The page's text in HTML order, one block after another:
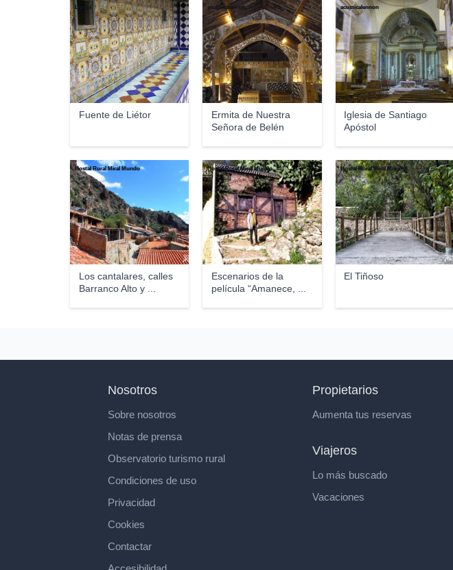
Fuente de Liétor
Lionni
Ermita de Nuestra
Señora de Belén
acusticalennon
Iglesia de Santiago
Apóstol
acusticalennon
Los cantalares, calles
Barranco Alto y ...
Hostal Rural Miral Mundo
Escenarios de la
película “Amanece, ...
Hostal Rural Miral Mundo
El Tiñoso
Hostal Rural Miral Mundo
Nosotros
Sobre nosotros
Notas de prensa
Observatorio turismo rural
Condiciones de uso
Privacidad
Cookies
Contactar
Propietarios
Aumenta tus reservas
Viajeros
Lo más buscado
Vacaciones